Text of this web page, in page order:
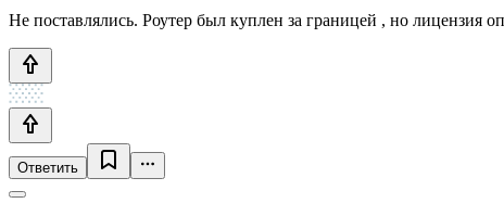
Не поставлялись. Роутер был куплен за границей , но лицензия
Ответить